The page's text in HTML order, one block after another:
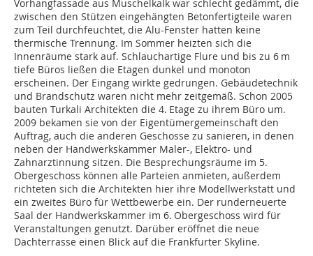
Vorhangfassade aus Muschelkalk war schlecht gedämmt, die
zwischen den Stützen eingehängten Betonfertigteile waren
zum Teil durchfeuchtet, die Alu-Fenster hatten keine
thermische Trennung. Im Sommer heizten sich die
Innenräume stark auf. Schlauchartige Flure und bis zu 6 m
tiefe Büros ließen die Etagen dunkel und monoton
erscheinen. Der Eingang wirkte gedrungen. Gebäudetechnik
und Brandschutz waren nicht mehr zeitgemäß. Schon 2005
bauten Turkali Architekten die 4. Etage zu ihrem Büro um.
2009 bekamen sie von der Eigentümergemeinschaft den
Auftrag, auch die anderen Geschosse zu sanieren, in denen
neben der Handwerkskammer Maler-, Elektro- und
Zahnarztinnung sitzen. Die Besprechungsräume im 5.
Obergeschoss können alle Parteien anmieten, außerdem
richteten sich die Architekten hier ihre Modellwerkstatt und
ein zweites Büro für Wettbewerbe ein. Der runderneuerte
Saal der Handwerkskammer im 6. Obergeschoss wird für
Veranstaltungen genutzt. Darüber eröffnet die neue
Dachterrasse einen Blick auf die Frankfurter Skyline.